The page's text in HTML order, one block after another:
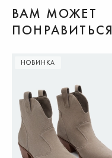
ВАМ МОЖЕТ
ПОНРАВИТЬСЯ
НОВИНКА